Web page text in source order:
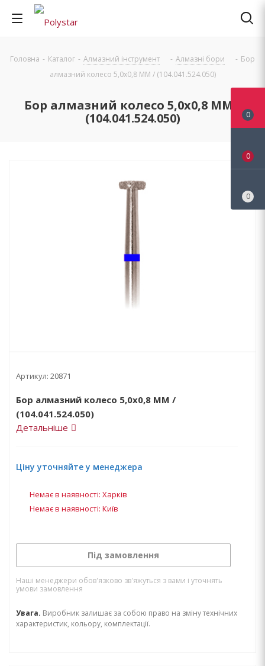
Головна - Каталог - Алмазний інструмент - Алмазні бори - Бор
алмазний колесо 5,0х0,8 ММ / (104.041.524.050)
Бор алмазний колесо 5,0х0,8 ММ /
(104.041.524.050)
Артикул: 20871
Бор алмазний колесо 5,0х0,8 ММ /
(104.041.524.050)
Детальніше
Ціну уточняйте у менеджера
Немає в наявності: Харків
Немає в наявності: Київ
Під замовлення
Наші менеджери обов'язково зв'яжуться з вами і уточнять
умови замовлення
Увага. Виробник залишає за собою право на зміну технічних
характеристик, кольору, комплектації.
0
0
0